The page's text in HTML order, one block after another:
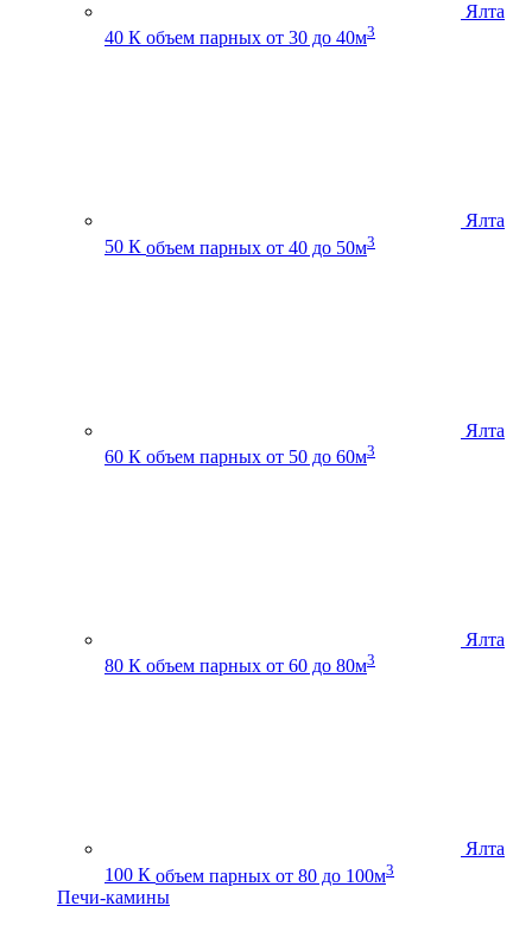
Ялта
40 К объем парных от 30 до 40м3
Ялта
50 К объем парных от 40 до 50м3
Ялта
60 К объем парных от 50 до 60м3
Ялта
80 К объем парных от 60 до 80м3
Ялта
100 К объем парных от 80 до 100м3
Печи-камины